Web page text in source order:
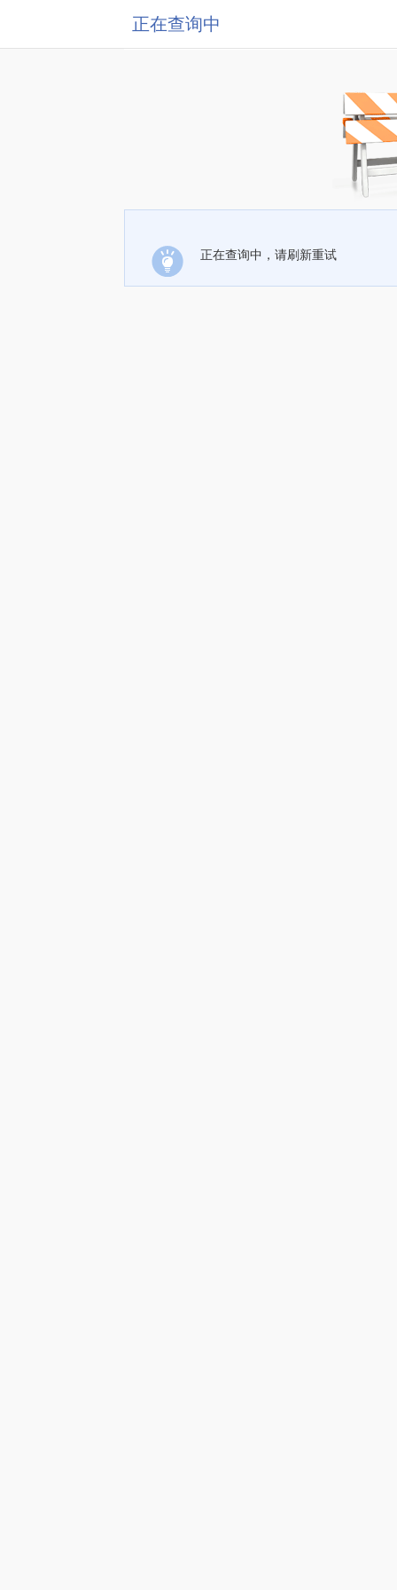
正在查询中
正在查询中，请刷新重试